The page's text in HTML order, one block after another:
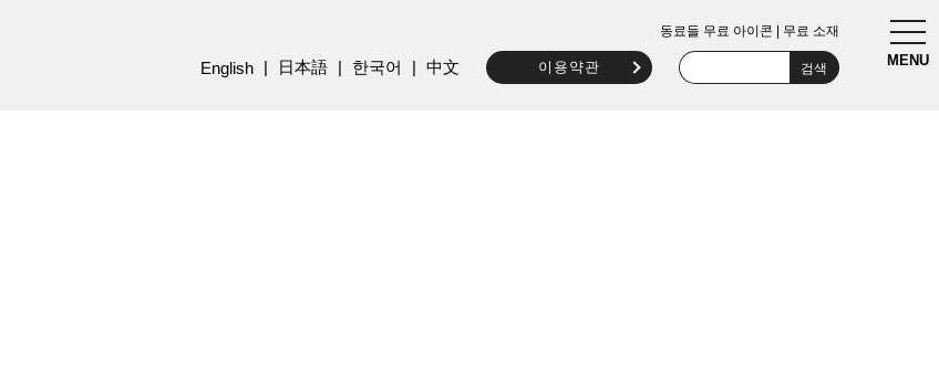
MENU
동료들 무료 아이콘 | 무료 소재
English 日本語 한국어 中文 이용약관